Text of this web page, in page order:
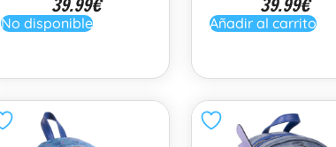
No disponible Añadir al carrito